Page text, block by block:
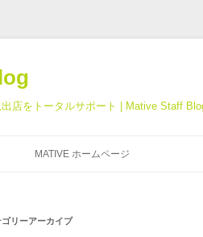
店をトータルサポート | Mative Staff
MATIVE ホームページ
ゴリーアーカイブ